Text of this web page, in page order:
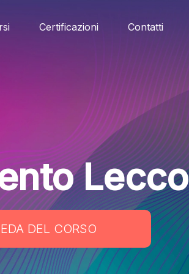
Certificazioni Contatti
Lecco
DEL CORSO